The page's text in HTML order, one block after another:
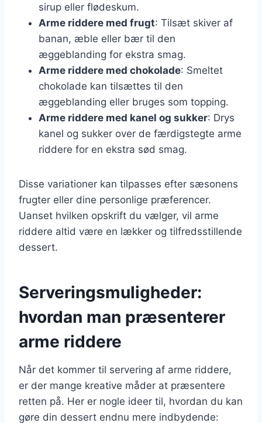
sirup eller flødeskum.
Arme riddere med frugt: Tilsæt skiver af
banan, æble eller bær til den
æggeblanding for ekstra smag.
Arme riddere med chokolade: Smeltet
chokolade kan tilsættes til den
æggeblanding eller bruges som topping.
Arme riddere med kanel og sukker: Drys
kanel og sukker over de færdigstegte arme
riddere for en ekstra sød smag.
Disse variationer kan tilpasses efter sæsonens
frugter eller dine personlige præferencer.
Uanset hvilken opskrift du vælger, vil arme
riddere altid være en lækker og tilfredsstillende
dessert.
Serveringsmuligheder:
hvordan man præsenterer
arme riddere
Når det kommer til servering af arme riddere,
er der mange kreative måder at præsentere
retten på. Her er nogle ideer til, hvordan du kan
gøre din dessert endnu mere indbydende: